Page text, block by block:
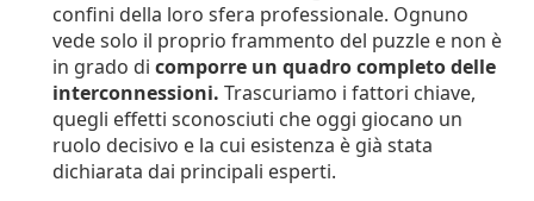
confini della loro sfera professionale. Ognuno
vede solo il proprio frammento del puzzle e non è
in grado di comporre un quadro completo delle
interconnessioni. Trascuriamo i fattori chiave,
quegli effetti sconosciuti che oggi giocano un
ruolo decisivo e la cui esistenza è già stata
dichiarata dai principali esperti.